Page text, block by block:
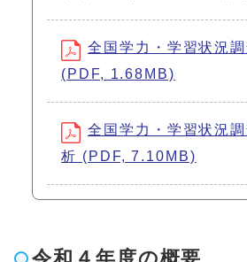
全国学力・学習状況
(PDF, 1.68MB)
全国学力・学習状況
析 (PDF, 7.10MB)